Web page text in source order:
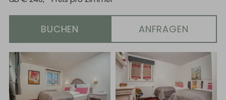
BUCHEN ANFRAGEN